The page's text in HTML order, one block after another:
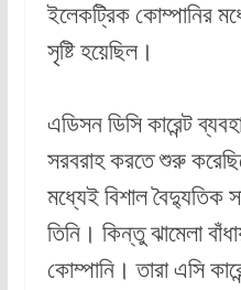
ইলেকট্রিক কোম্পানির
সৃষ্টি হয়েছিল।
এডিসন ডিসি কারেন্ট
সরবরাহ করতে শুরু
মধ্যেই বিশাল বৈদ্যুতিক
তিনি। কিন্তু ঝামেলা
কোম্পানি। তারা এসি